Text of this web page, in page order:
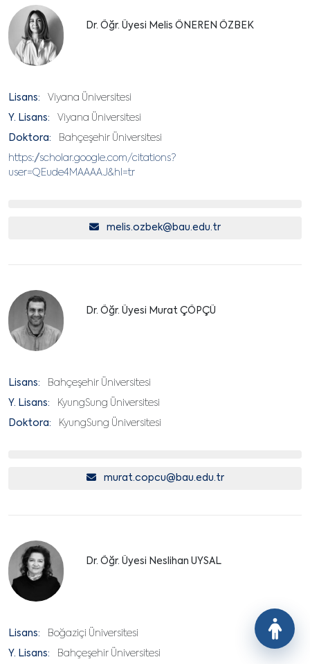
Dr. Öğr. Üyesi Melis ÖNEREN ÖZBEK
Lisans: Viyana Üniversitesi
Y. Lisans: Viyana Üniversitesi
Doktora: Bahçeşehir Üniversitesi
https://scholar.google.com/citations?
user=QEude4MAAAAJ&hl=tr
melis.ozbek@bau.edu.tr
Dr. Öğr. Üyesi Murat ÇÖPÇÜ
Lisans: Bahçeşehir Üniversitesi
Y. Lisans: KyungSung Üniversitesi
Doktora: KyungSung Üniversitesi
murat.copcu@bau.edu.tr
Dr. Öğr. Üyesi Neslihan UYSAL
Lisans: Boğaziçi Üniversitesi
Y. Lisans: Bahçeşehir Üniversitesi